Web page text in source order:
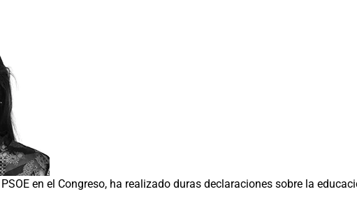
en el Congreso, ha realizado duras declaraciones sobre la